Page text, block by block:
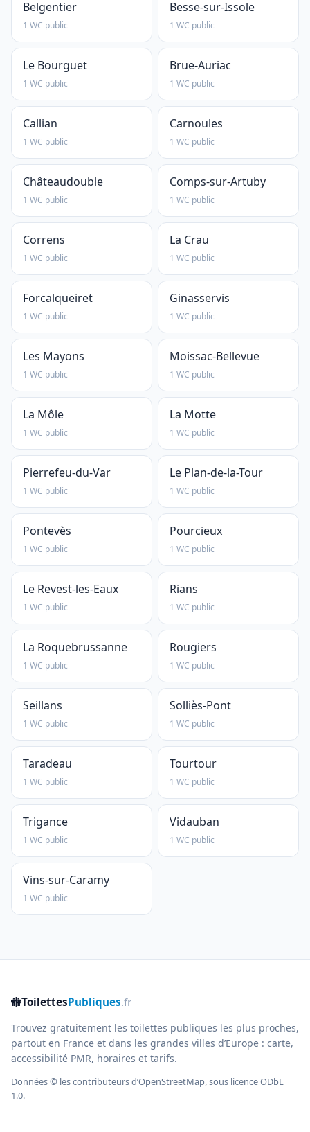
Belgentier
1 WC public
Besse-sur-Issole
1 WC public
Le Bourguet
1 WC public
Brue-Auriac
1 WC public
Callian
1 WC public
Carnoules
1 WC public
Châteaudouble
1 WC public
Comps-sur-Artuby
1 WC public
Correns
1 WC public
La Crau
1 WC public
Forcalqueiret
1 WC public
Ginasservis
1 WC public
Les Mayons
1 WC public
Moissac-Bellevue
1 WC public
La Môle
1 WC public
La Motte
1 WC public
Pierrefeu-du-Var
1 WC public
Le Plan-de-la-Tour
1 WC public
Pontevès
1 WC public
Pourcieux
1 WC public
Le Revest-les-Eaux
1 WC public
Rians
1 WC public
La Roquebrussanne
1 WC public
Rougiers
1 WC public
Seillans
1 WC public
Solliès-Pont
1 WC public
Taradeau
1 WC public
Tourtour
1 WC public
Trigance
1 WC public
Vidauban
1 WC public
Vins-sur-Caramy
1 WC public
🚻ToilettesPubliques.fr
Trouvez gratuitement les toilettes publiques les plus proches,
partout en France et dans les grandes villes d’Europe : carte,
accessibilité PMR, horaires et tarifs.
Données © les contributeurs d’OpenStreetMap, sous licence ODbL
1.0.